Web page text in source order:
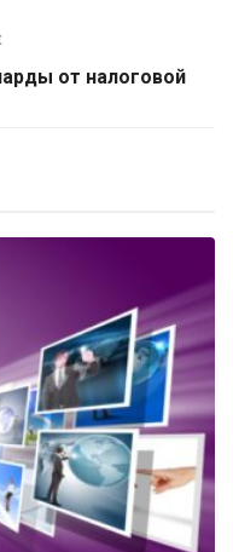
от налоговой